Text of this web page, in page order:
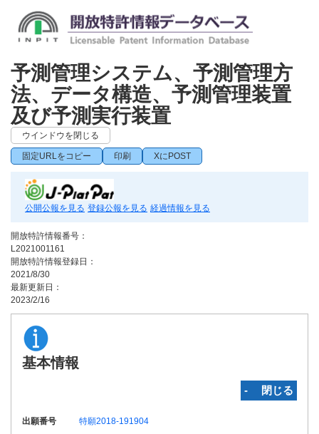
予測管理システム、予測管理方
法、データ構造、予測管理装置
及び予測実行装置
ウインドウを閉じる
固定URLをコピー 印刷 XにPOST
公開公報を見る 登録公報を見る 経過情報を見る
開放特許情報番号：
L2021001161
開放特許情報登録日：
2021/8/30
最新更新日：
2023/2/16
基本情報
‐ 閉じる
出願番号
特願2018-191904